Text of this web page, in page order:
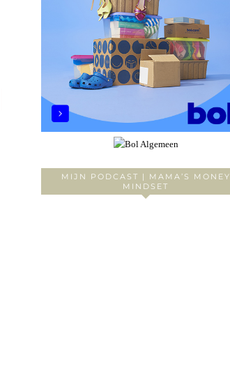
MIJN PODCAST | MAMA’S MONEY
MINDSET